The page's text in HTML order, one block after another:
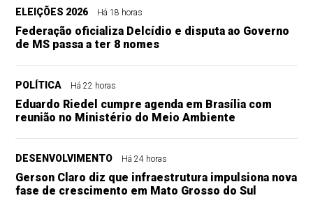
ELEIÇÕES 2026 Há 18 horas
Federação oficializa Delcídio e disputa ao Governo
de MS passa a ter 8 nomes
POLÍTICA Há 22 horas
Eduardo Riedel cumpre agenda em Brasília com
reunião no Ministério do Meio Ambiente
DESENVOLVIMENTO Há 24 horas
Gerson Claro diz que infraestrutura impulsiona nova
fase de crescimento em Mato Grosso do Sul